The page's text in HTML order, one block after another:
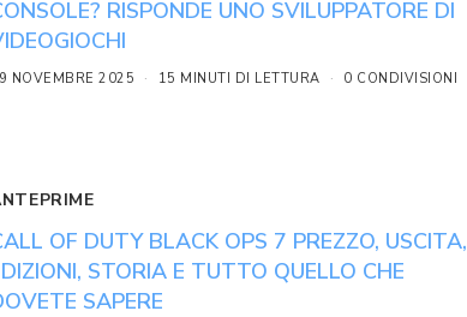
RISPONDE UNO SVILUPPATORE DI
NOVEMBRE 2025 15 MINUTI DI LETTURA 0 CONDIVISIONI
OF DUTY BLACK OPS 7 PREZZO, USCITA,
STORIA E TUTTO QUELLO CHE
SAPERE